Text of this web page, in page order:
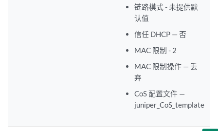
链路模式 - 未提供默
认值
信任 DHCP — 否
MAC 限制 - 2
MAC 限制操作 — 丢
弃
CoS 配置文件 —
juniper_CoS_template